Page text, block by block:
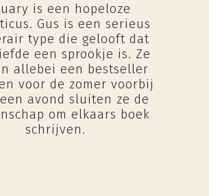
is een hopeloze
Gus is een serieus
type die gelooft dat
een sprookje is. Ze
allebei een bestseller
voor de zomer voorbij
avond sluiten ze de
om elkaars boek
schrijven.